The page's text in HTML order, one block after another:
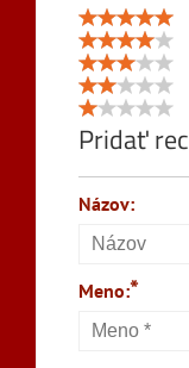
Pridať
Názov:
Meno:*